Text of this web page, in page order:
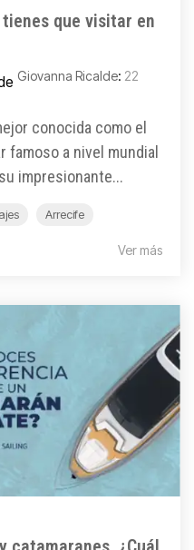
que visitar en
Giovanna Ricalde: 22
conocida como el
famoso a nivel mundial
impresionante...
Arrecife
Ver más